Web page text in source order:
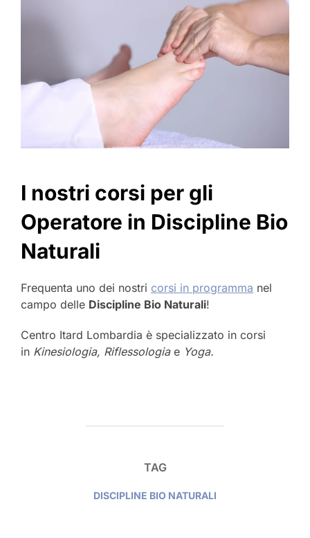
I nostri corsi per gli
Operatore in Discipline Bio
Naturali
Frequenta uno dei nostri corsi in programma nel
campo delle Discipline Bio Naturali!
Centro Itard Lombardia è specializzato in corsi
in Kinesiologia, Riflessologia e Yoga.
TAG
DISCIPLINE BIO NATURALI